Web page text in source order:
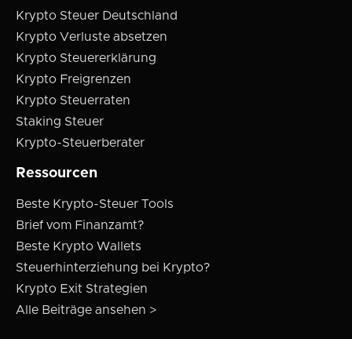
Krypto Steuer Deutschland
Krypto Verluste absetzen
Krypto Steuererklärung
Krypto Freigrenzen
Krypto Steuerraten
Staking Steuer
Krypto-Steuerberater
Ressourcen
Beste Krypto-Steuer Tools
Brief vom Finanzamt?
Beste Krypto Wallets
Steuerhinterziehung bei Krypto?
Krypto Exit Strategien
Alle Beiträge ansehen >